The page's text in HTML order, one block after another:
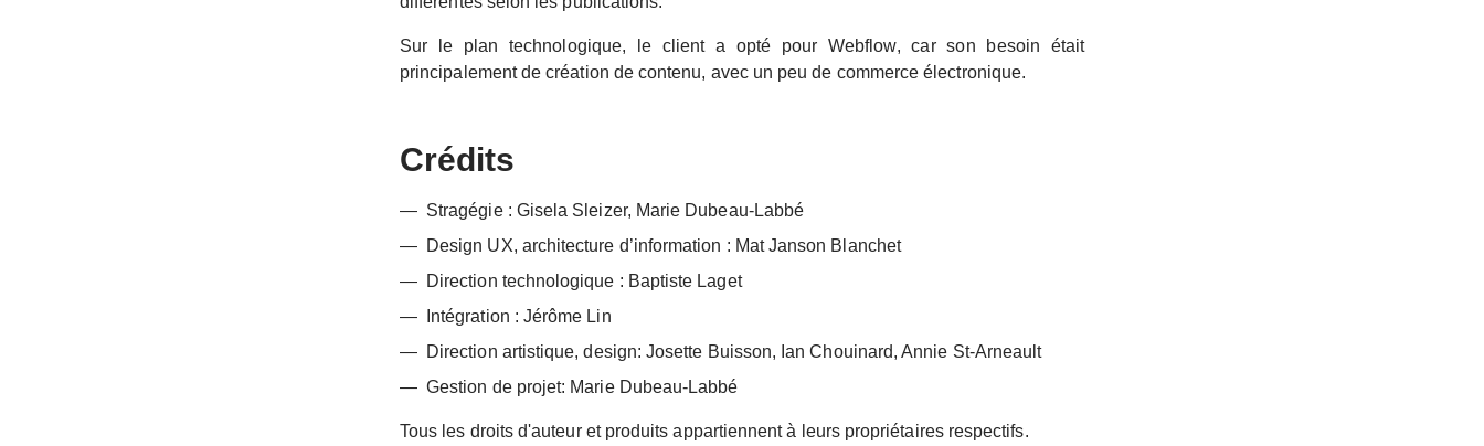
Sur le plan technologique, le client a opté pour Webflow, car son besoin était
principalement de création de contenu, avec un peu de commerce électronique.
Crédits
Stragégie : Gisela Sleizer, Marie Dubeau-Labbé
Design UX, architecture d’information : Mat Janson Blanchet
Direction technologique : Baptiste Laget
Intégration : Jérôme Lin
Direction artistique, design: Josette Buisson, Ian Chouinard, Annie St-Arneault
Gestion de projet: Marie Dubeau-Labbé
Tous les droits d'auteur et produits appartiennent à leurs propriétaires respectifs.